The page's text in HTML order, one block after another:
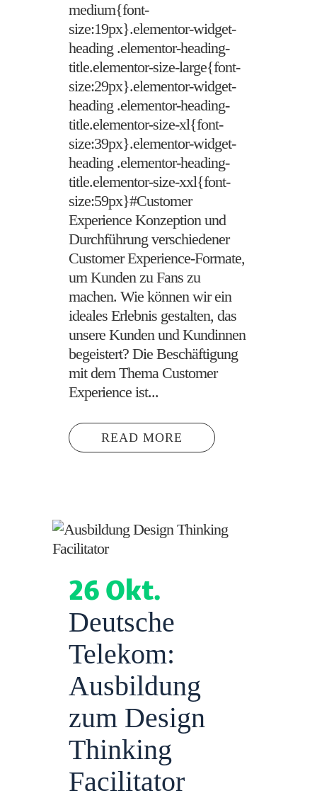
medium{font-
size:19px}.elementor-widget-
heading .elementor-heading-
title.elementor-size-large{font-
size:29px}.elementor-widget-
heading .elementor-heading-
title.elementor-size-xl{font-
size:39px}.elementor-widget-
heading .elementor-heading-
title.elementor-size-xxl{font-
size:59px}#Customer
Experience Konzeption und
Durchführung verschiedener
Customer Experience-Formate,
um Kunden zu Fans zu
machen. Wie können wir ein
ideales Erlebnis gestalten, das
unsere Kunden und Kundinnen
begeistert? Die Beschäftigung
mit dem Thema Customer
Experience ist...
READ MORE
26 Okt.
Deutsche
Telekom:
Ausbildung
zum Design
Thinking
Facilitator